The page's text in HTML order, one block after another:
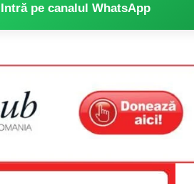
PRESShub
Proiecte editoriale
Contact
Intră pe canalul WhatsApp